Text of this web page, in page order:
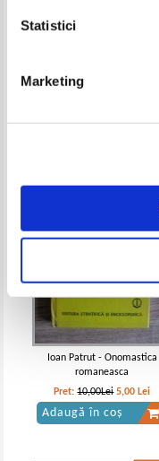
Statistici
Marketing
Pret:10,00Lei
Ioan Patrut - Onomastica
romaneasca
Pret:10,00Lei 5,00 Lei
Adaugă în coș